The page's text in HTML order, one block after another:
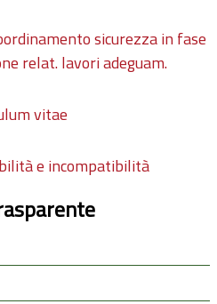
sicurezza in fase
relat. lavori adeguam.
vitae
e incompatibilità